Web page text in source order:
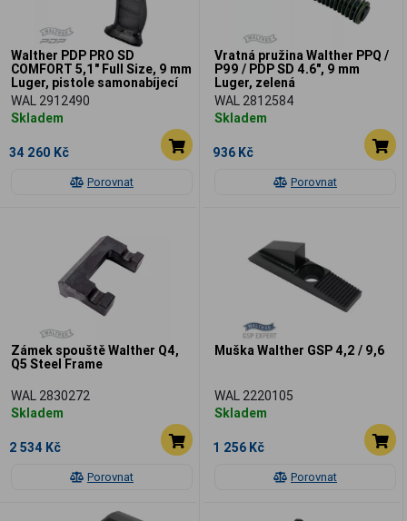
Porovnat
Walther PDP PRO SD
COMFORT 5,1" Full Size, 9 mm
Luger, pistole samonabíjecí
WAL 2912490
Skladem
34 260 Kč
Porovnat
Vratná pružina Walther PPQ /
P99 / PDP SD 4.6", 9 mm
Luger, zelená
WAL 2812584
Skladem
936 Kč
Porovnat
Zámek spouště Walther Q4,
Q5 Steel Frame
WAL 2830272
Skladem
2 534 Kč
Porovnat
Muška Walther GSP 4,2 / 9,6
WAL 2220105
Skladem
1 256 Kč